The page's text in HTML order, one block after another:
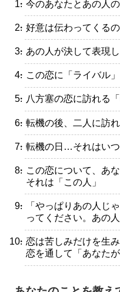
・今のあなたとあの人
・好意は伝わってくる
・あの人が決して表現
・この恋に「ライバル
・八方塞の恋に訪れる
・転機の後、二人に訪れ
・転機の日…それはいつ
・この恋について、あ
それは「この人」
・「やっぱりあの人じ
ってください。あの
・恋は苦しみだけを生
恋を通して「あなたが